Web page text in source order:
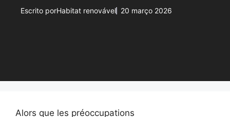
Escrito porHabitat renovável 20 março 2026
Alors que les préoccupations